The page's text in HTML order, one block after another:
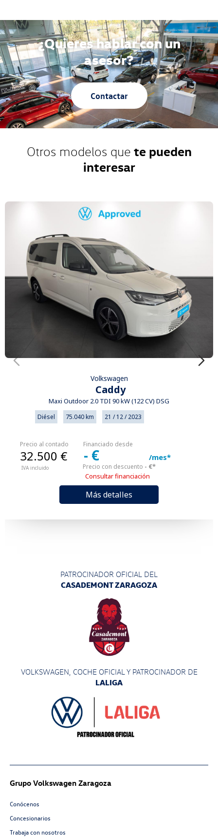
¿Quieres hablar con un
asesor?
Contactar
Otros modelos que te pueden
interesar
Volkswagen
Caddy
Maxi Outdoor 2.0 TDI 90 kW (122 CV) DSG
Diésel 75.040 km 21 / 12 / 2023
Precio al contado
IVA incluido
32.500 €
Financiado desde
/mes*
Precio con descuento
- €
- €*
Consultar financiación
Más detalles
PATROCINADOR OFICIAL DEL
CASADEMONT ZARAGOZA
VOLKSWAGEN, COCHE OFICIAL Y PATROCINADOR DE
LALIGA
Grupo Volkswagen Zaragoza
Conócenos
Concesionarios
Trabaja con nosotros